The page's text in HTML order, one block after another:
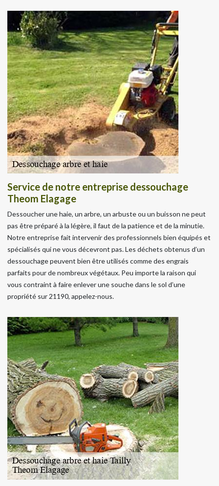
Service de notre entreprise dessouchage
Theom Elagage
Dessoucher une haie, un arbre, un arbuste ou un buisson ne peut
pas être préparé à la légère, il faut de la patience et de la minutie.
Notre entreprise fait intervenir des professionnels bien équipés et
spécialisés qui ne vous décevront pas. Les déchets obtenus d’un
dessouchage peuvent bien être utilisés comme des engrais
parfaits pour de nombreux végétaux. Peu importe la raison qui
vous contraint à faire enlever une souche dans le sol d’une
propriété sur 21190, appelez-nous.